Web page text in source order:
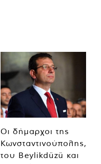
Οι δήμαρχοι της
Κωνσταντινούπολης,
του Beylikdüzü και